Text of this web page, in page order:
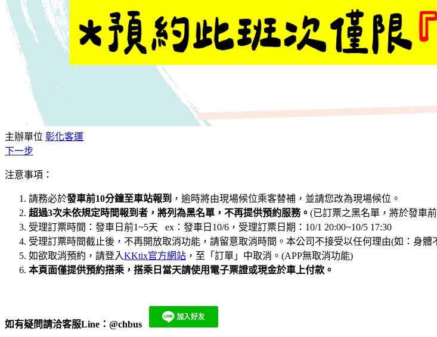
主辦單位 彰化客運
下一步
注意事項：
請務必於發車前10分鐘至車站報到 ，逾時將由現場候位乘客替補，並請您改為現場候位。
超過3次未依規定時間報到者，將列為黑名單，不再提供預約服務。 (已訂票之黑名單，將於發車
受理訂票時間：發車日前1~5天 ex：發車日10/6，受理訂票日期：10/1 20:00~10/5 17:30
受理訂票時間截止後，不再開放取消功能，請留意取消時間。本公司不接受以任何理由(如：身體
如欲取消預約，請登入KKtix官方網站 ，至「訂單」中取消。(APP無取消功能)
本頁面僅提供預約搭乘，搭乘日當天請使用電子票證或現金於車上付款。
如有疑問請洽客服Line： @chbus